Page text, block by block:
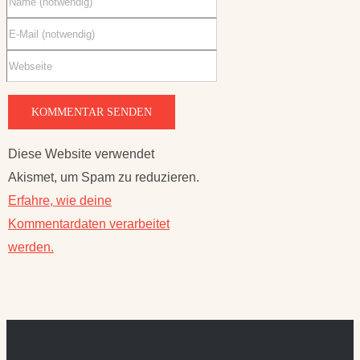
Diese Website verwendet
Erfahre, wie deine
Kommentardaten verarbeitet
werden.